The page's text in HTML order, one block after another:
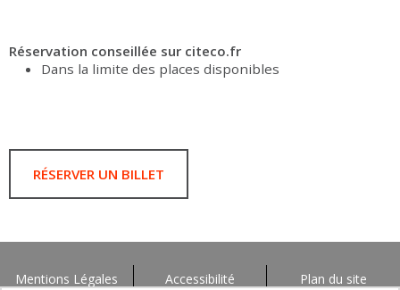
Réservation conseillée sur citeco.fr
Dans la limite des places disponibles
RÉSERVER UN BILLET
Mentions Légales Accessibilité Plan du site